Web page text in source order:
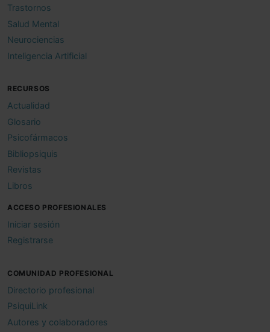
Trastornos
Salud Mental
Neurociencias
Inteligencia Artificial
RECURSOS
Actualidad
Glosario
Psicofármacos
Bibliopsiquis
Revistas
Libros
ACCESO PROFESIONALES
Iniciar sesión
Registrarse
COMUNIDAD PROFESIONAL
Directorio profesional
PsiquiLink
Autores y colaboradores